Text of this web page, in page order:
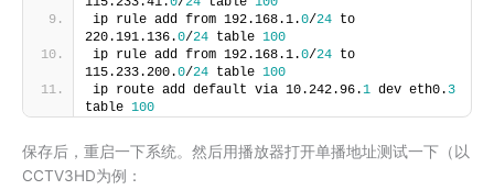
ip rule add from 192.168.1.0/24 to
220.191.136.0/24 table 100
ip rule add from 192.168.1.0/24 to
115.233.200.0/24 table 100
ip route add default via 10.242.96.1 dev eth0. 3
table 100
保存后，重启一下系统。然后用播放器打开单播地址测试一下（以
CCTV3HD为例：